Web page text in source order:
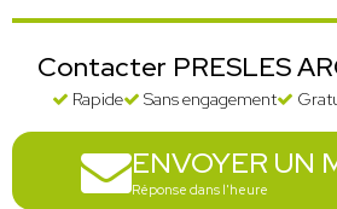
Contacter PRESLES
Rapide Sans engagement
ENVOYER UN
Réponse dans l'heure